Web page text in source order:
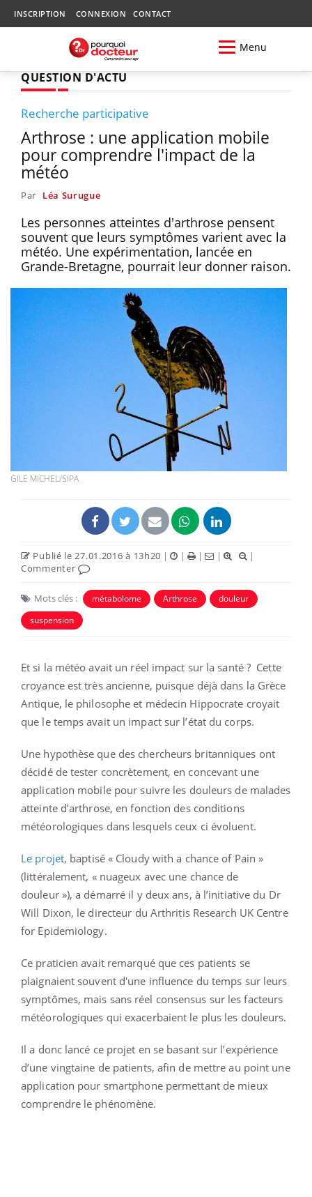
INSCRIPTION CONNEXION CONTACT
Menu
QUESTION D'ACTU
Recherche participative
Arthrose : une application mobile
pour comprendre l'impact de la
météo
Par Léa Surugue
Les personnes atteintes d'arthrose pensent
souvent que leurs symptômes varient avec la
météo. Une expérimentation, lancée en
Grande-Bretagne, pourrait leur donner raison.
GILE MICHEL/SIPA
Publié le 27.01.2016 à 13h20 | | | |
|
Commenter
Mots clés : métabolome Arthrose
douleur
suspension
Et si la météo avait un réel impact sur la santé ? Cette
croyance est très ancienne, puisque déjà dans la Grèce
Antique, le philosophe et médecin Hippocrate croyait
que le temps avait un impact sur l’état du corps.
Une hypothèse que des chercheurs britanniques ont
décidé de tester concrètement, en concevant une
application mobile pour suivre les douleurs de malades
atteinte d’arthrose, en fonction des conditions
météorologiques dans lesquels ceux ci évoluent.
Le projet, baptisé « Cloudy with a chance of Pain »
(littéralement, « nuageux avec une chance de
douleur »), a démarré il y deux ans, à l’initiative du Dr
Will Dixon, le directeur du Arthritis Research UK Centre
for Epidemiology.
Ce praticien avait remarqué que ces patients se
plaignaient souvent d'une influence du temps sur leurs
symptômes, mais sans réel consensus sur les facteurs
météorologiques qui exacerbaient le plus les douleurs.
Il a donc lancé ce projet en se basant sur l’expérience
d’une vingtaine de patients, afin de mettre au point une
application pour smartphone permettant de mieux
comprendre le phénomène.